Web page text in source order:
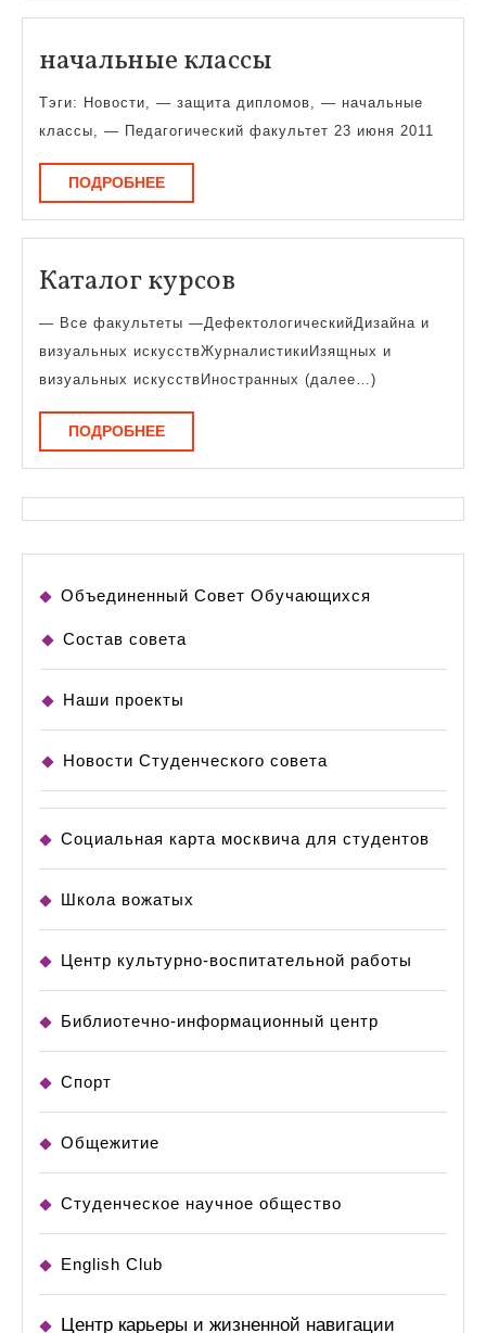
начальные классы
классы
Тэги: Новости, — защита дипломов, — начальные
классы, — Педагогический факультет 23 июня 2011
ПОДРОБНЕЕПОДРОБНЕЕ
Каталог курсов
курсов
— Все факультеты —ДефектологическийДизайна и
визуальных искусствЖурналистикиИзящных и
визуальных искусствИностранных (далее…)
ПОДРОБНЕЕПОДРОБНЕЕ
Объединенный Совет Обучающихся
Состав совета
Наши проекты
Новости Студенческого совета
Социальная карта москвича для студентов
Школа вожатых
Центр культурно-воспитательной работы
Библиотечно-информационный центр
Спорт
Общежитие
Студенческое научное общество
English Club
Центр карьеры и жизненной навигации